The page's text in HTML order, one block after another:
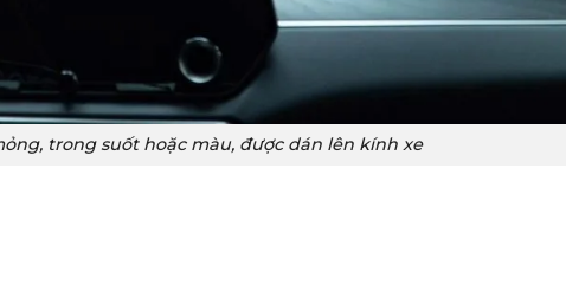
trong suốt hoặc màu, được dán lên kính xe